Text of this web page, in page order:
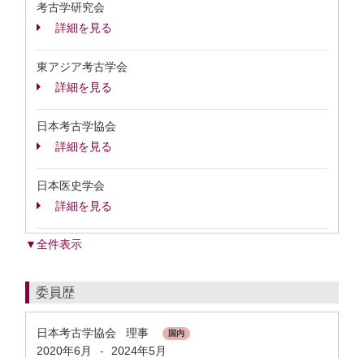
考古学研究会
詳細を見る
東アジア考古学会
詳細を見る
日本考古学協会
詳細を見る
日本医史学会
詳細を見る
▼全件表示
委員歴
日本考古学協会 理事 国内
2020年6月 - 2024年5月